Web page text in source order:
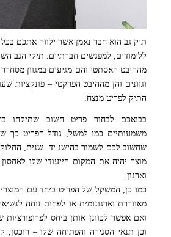
פיצ'רים לתיק גב
תיק גב הוא חבר נאמן אשר ילווה אתכם
ללימודים, למפגשים חברתיים. תיקי הגב
מההיבט האסתטי והם מגיעים במגוון
וגוונים והן מההיבט הפרקטי – פונקציות
התיק לפריט מנצח.
בבואכם לבחור פריט חשוב שתיקחו
משמעותיים כמו למשל, גודל הפריט כך
שחשוב לכם לשמור בהישג יד. שנית,
מוצר יהיה את המקום הייעודי שלו
וארגון.
כמו כן, המשקל של הפריט ביחד עם
מאווררת וארגונומית או לפחות נוחה
ואם אפשר לכוונן אותן ביחס
וכן תנאי הסגירה והפתיחה שלו – רוכסן,